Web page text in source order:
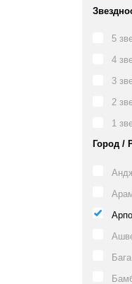
5
4
3
2
1
Город /
Бага